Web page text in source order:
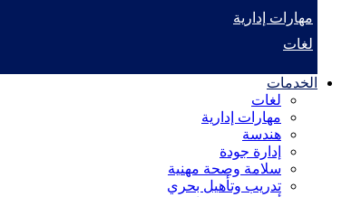
مهارات إدارية
لغات
الخدمات
لغات
مهارات إدارية
هندسة
إدارة جودة
سلامة وصحة مهنية
تدريب وتأهيل بحري